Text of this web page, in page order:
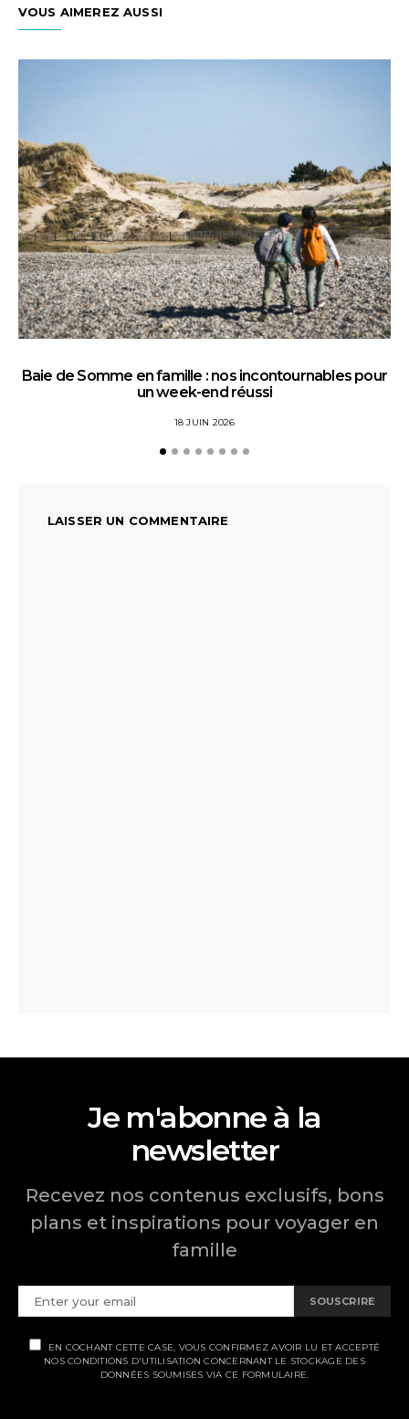
VOUS AIMEREZ AUSSI
Baie de Somme en famille : nos incontournables pour
un week-end réussi
18 JUIN 2026
LAISSER UN COMMENTAIRE
Je m'abonne à la
newsletter
Recevez nos contenus exclusifs, bons
plans et inspirations pour voyager en
famille
SOUSCRIRE
EN COCHANT CETTE CASE, VOUS CONFIRMEZ AVOIR LU ET ACCEPTÉ
NOS CONDITIONS D'UTILISATION CONCERNANT LE STOCKAGE DES
DONNÉES SOUMISES VIA CE FORMULAIRE.